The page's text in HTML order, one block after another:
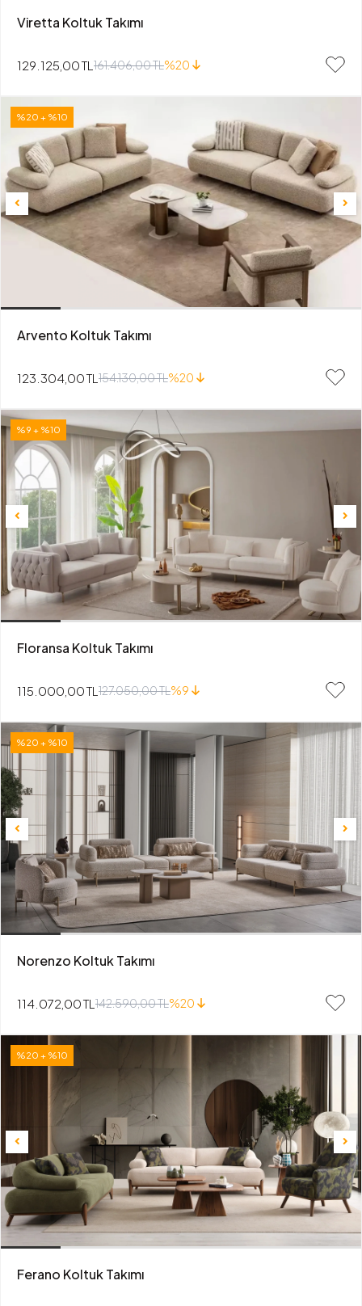
Viretta Koltuk Takımı
129.125,00 TL 161.406,00 TL%20
%20 + %10
Arvento Koltuk Takımı
123.304,00 TL 154.130,00 TL%20
%9 + %10
Floransa Koltuk Takımı
115.000,00 TL 127.050,00 TL%9
%20 + %10
Norenzo Koltuk Takımı
114.072,00 TL 142.590,00 TL%20
%20 + %10
Ferano Koltuk Takımı